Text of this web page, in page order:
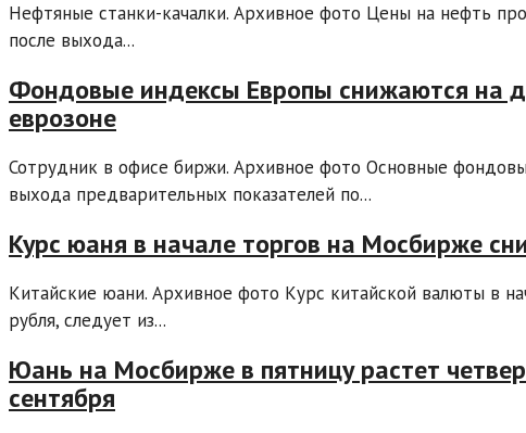
Нефтяные станки-качалки. Архивное фото Цены на нефть
после выхода...
Фондовые индексы Европы снижаются на
еврозоне
Сотрудник в офисе биржи. Архивное фото Основные
выхода предварительных показателей по...
Курс юаня в начале торгов на Мосбирже
Китайские юани. Архивное фото Курс китайской валюты в
рубля, следует из...
Юань на Мосбирже в пятницу растет
сентября